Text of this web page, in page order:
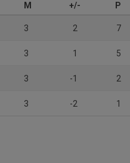
M +/- P
3 2 7
3 1 5
3 -1 2
3 -2 1